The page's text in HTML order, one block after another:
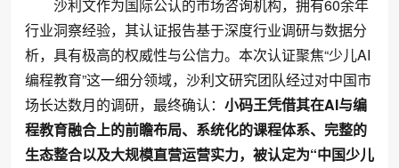
沙利文作为国际公认的市场咨询机构，拥有60余年
行业洞察经验，其认证报告基于深度行业调研与数据分
析，具有极高的权威性与公信力。本次认证聚焦“少儿AI
编程教育”这一细分领域，沙利文研究团队经过对中国市
场长达数月的调研，最终确认： 小码王凭借其在AI与编
程教育融合上的前瞻布局、系统化的课程体系、完整的
生态整合以及大规模直营运营实力，被认定为“中国少儿